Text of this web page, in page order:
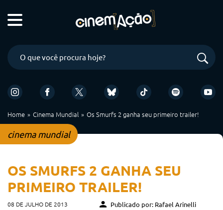
Home Cinema Mundial Os Smurfs 2 ganha seu primeiro trailer!
cinema mundial
OS SMURFS 2 GANHA SEU
PRIMEIRO TRAILER!
08 DE JULHO DE 2013 Publicado por: Rafael Arinelli